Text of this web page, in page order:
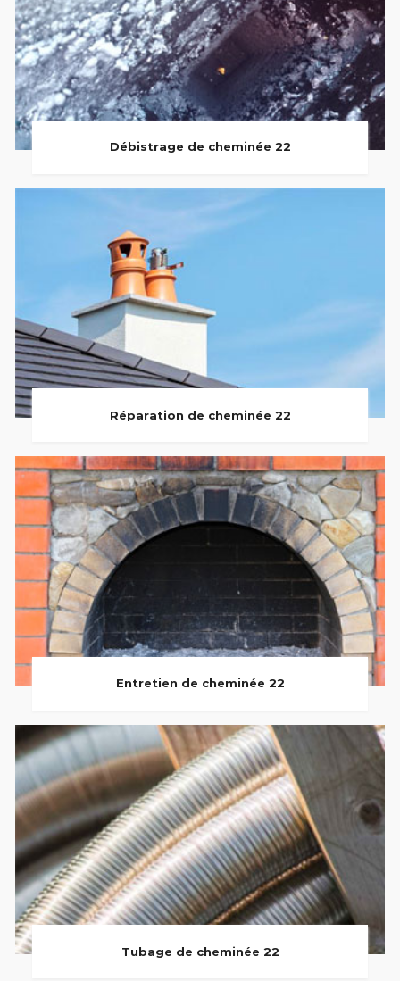
Débistrage de cheminée 22
Réparation de cheminée 22
Entretien de cheminée 22
Tubage de cheminée 22